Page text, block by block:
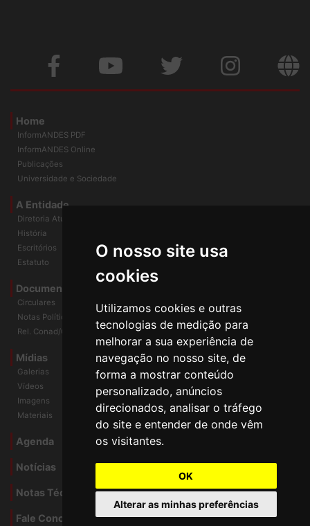
O nosso site usa
cookies
Utilizamos cookies e outras
tecnologias de medição para
melhorar a sua experiência de
navegação no nosso site, de
forma a mostrar conteúdo
personalizado, anúncios
direcionados, analisar o tráfego
do site e entender de onde vêm
os visitantes.
OK
Alterar as minhas preferências
Home
InformANDES PDF
InformANDES Online
Publicações
Universidade e Sociedade
A Entidade
Diretoria Atual
História
Escritórios
Estatuto
Documentos
Circulares
Notas Políticas
Rel. Conad/Congresso
Mídias
Galerias
Vídeos
Imagens
Materiais
Agenda
Notícias
Notas Técnicas
Fale Conocsco